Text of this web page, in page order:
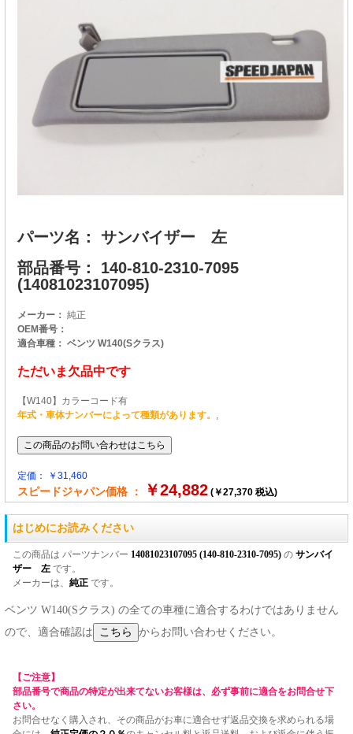
パーツ名： サンバイザー 左
部品番号： 140-810-2310-7095
(14081023107095)
メーカー： 純正
OEM番号：
適合車種： ベンツ W140(Sクラス)
ただいま欠品中です
【W140】カラーコード有
年式・車体ナンバーによって種類があります。 ,
定価： ￥31,460
スピードジャパン価格 ： ￥24,882 (￥27,370 税込)
はじめにお読みください
この商品は パーツナンバー 14081023107095 (140-810-2310-7095) の サンバイ
ザー 左 です。
メーカーは、 純正 です。
ベンツ W140(Sクラス) の全ての車種に適合するわけではありません
ので、適合確認は
からお問い合わせください。
【ご注意】
部品番号で商品の特定が出来てないお客様は、必ず事前に適合をお問合せ下
さい。
お問合せなく購入され、その商品がお車に適合せず返品交換を求められる場